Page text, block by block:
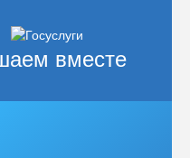
вместе